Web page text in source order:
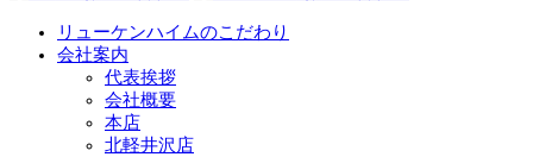
リューケンハイムのこだわり
会社案内
代表挨拶
会社概要
本店
北軽井沢店